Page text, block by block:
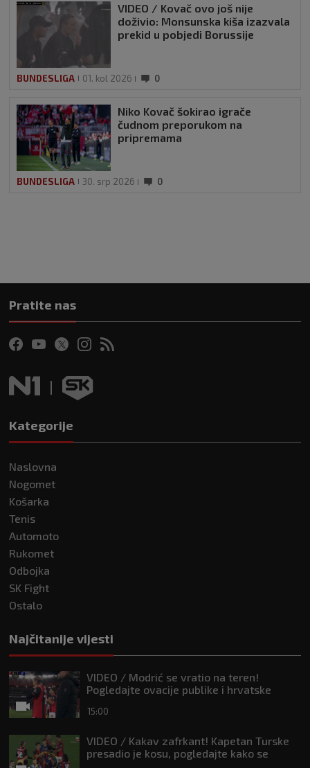
VIDEO / Kovač ovo još nije
doživio: Monsunska kiša izazvala
prekid u pobjedi Borussije
BUNDESLIGA 01. kol 2026 0
Niko Kovač šokirao igrače
čudnom preporukom na
pripremama
BUNDESLIGA 30. srp 2026 0
Pratite nas
Kategorije
Naslovna
Nogomet
Košarka
Tenis
Automoto
Rukomet
Odbojka
SK Fight
Ostalo
Najčitanije vijesti
VIDEO / Modrić se vratio na teren!
Pogledajte ovacije publike i hrvatske
15:00
VIDEO / Kakav zafrkant! Kapetan Turske
presadio je kosu, pogledajte kako se